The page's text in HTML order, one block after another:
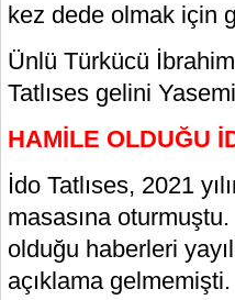
kez dede olmak için
Ünlü Türkücü
Tatlıses gelini
HAMİLE OLDUĞU
İdo Tatlıses, 2021
masasına
olduğu haberleri
açıklama gelmemişti.